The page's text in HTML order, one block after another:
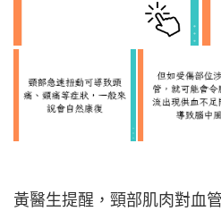
黃醫生提醒，頸部肌肉對血